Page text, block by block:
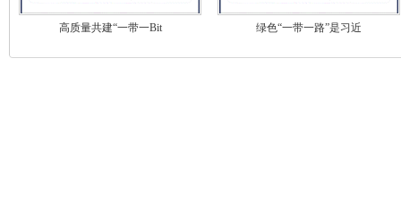
高质量共建“一带一Bit 绿色“一带一路”是习近